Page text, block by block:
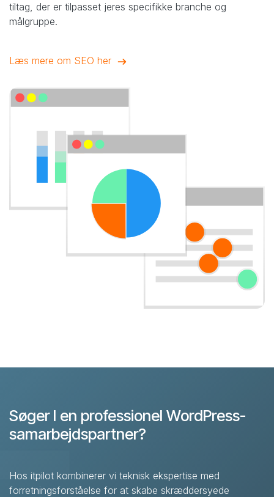
tiltag, der er tilpasset jeres specifikke branche og
målgruppe.​
Læs mere om SEO her
Søger I en professionel WordPress-
samarbejdspartner?
Hos itpilot kombinerer vi teknisk ekspertise med
forretningsforståelse for at skabe skræddersyede